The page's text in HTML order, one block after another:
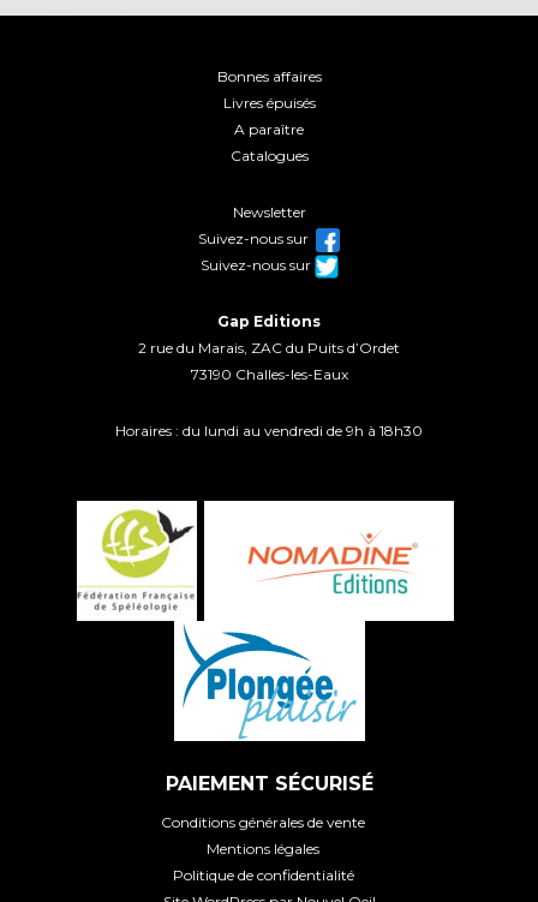
Bonnes affaires
Livres épuisés
A paraître
Catalogues
Newsletter
Suivez-nous sur
Suivez-nous sur
Gap Editions
2 rue du Marais, ZAC du Puits d’Ordet
73190 Challes-les-Eaux
Horaires : du lundi au vendredi de 9h à 18h30
PAIEMENT SÉCURISÉ
Conditions générales de vente
Mentions légales
Politique de confidentialité